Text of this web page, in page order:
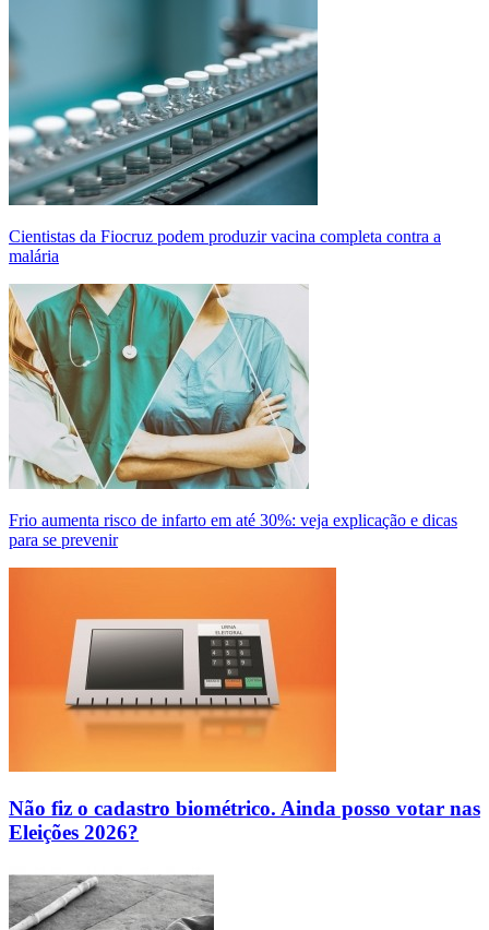
Cientistas da Fiocruz podem produzir vacina completa contra a
malária
Frio aumenta risco de infarto em até 30%: veja explicação e dicas
para se prevenir
Não fiz o cadastro biométrico. Ainda posso votar nas
Eleições 2026?